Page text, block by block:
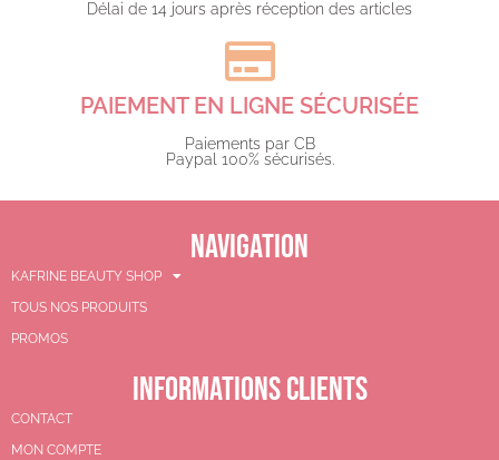
Délai de 14 jours après réception des articles
PAIEMENT EN LIGNE SÉCURISÉE
Paiements par CB
Paypal 100% sécurisés.​
NAVIGATION
KAFRINE BEAUTY SHOP
TOUS NOS PRODUITS
PROMOS
INFORMATIONS CLIENTS
CONTACT
MON COMPTE